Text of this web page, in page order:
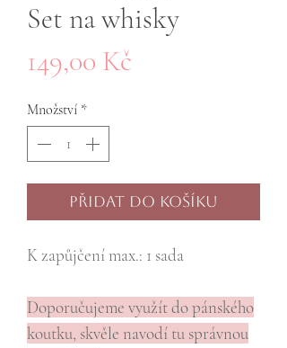
Set na whisky
149,00 Kč
Množství *
Přidat do košíku
K zapůjčení max.: 1 sada
Doporučujeme využít do pánského
koutku, skvěle navodí tu správnou